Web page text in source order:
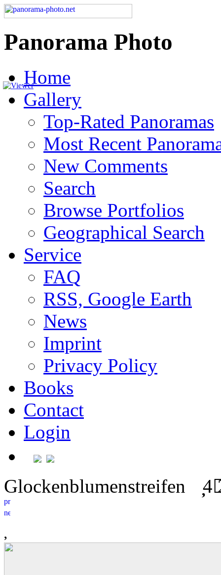
Panorama Photo
Home
Gallery
Top-Rated Panoramas
Most Recent
New Comments
Search
Browse Portfolios
Geographical Search
Service
FAQ
RSS, Google Earth
News
Imprint
Privacy Policy
Books
Contact
Login
Glockenblumenstreifen 4